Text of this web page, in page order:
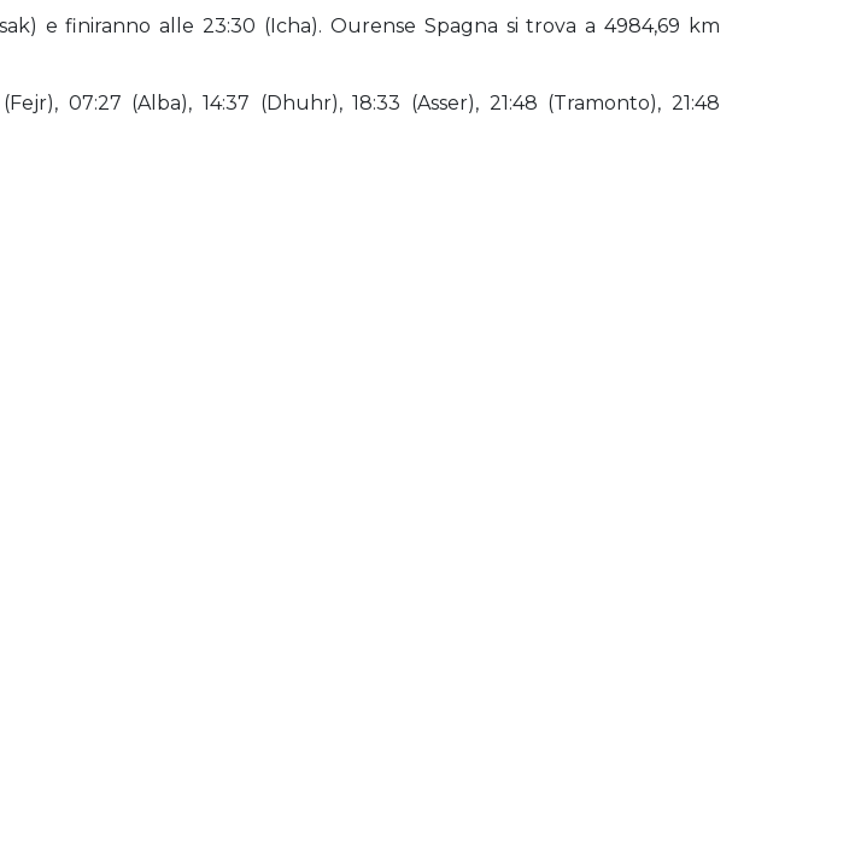
e finiranno alle 23:30 (Icha). Ourense Spagna si trova a 4984,69 km
07:27 (Alba), 14:37 (Dhuhr), 18:33 (Asser), 21:48 (Tramonto), 21:48